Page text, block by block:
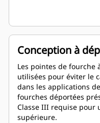
Conception à
Les pointes de fourche
utilisées pour éviter le
dans les applications
fourches déportées
Classe III requise pour
supérieure.